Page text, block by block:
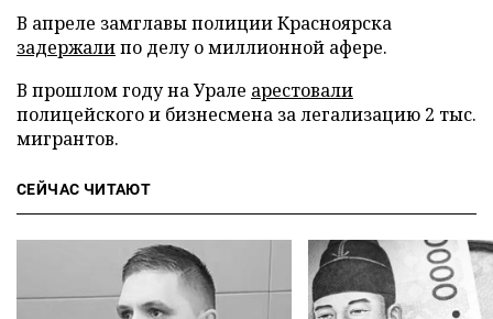
В апреле замглавы полиции Красноярска
задержалипо делу о миллионной афере.
В прошлом году на Урале арестовали
полицейского и бизнесмена за легализацию 2 тыс.
мигрантов.
СЕЙЧАС ЧИТАЮТ